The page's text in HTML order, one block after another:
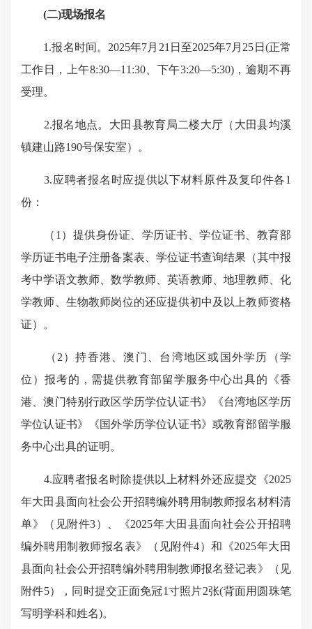
(二)现场报名
1.报名时间 。 2025年7月21日至2025年7月25日(正常
工作日
，
上午8:30—11:30、下午3:20—5:30)，逾期不再
受理。
2.报名地点。 大田县教育局二楼大厅（大田县均溪
镇建山路190号保安室）。
3.应聘者报名时应提供以下材料原件及复印件各1
份：
（1）提供身份证、学历证书、学位证书、教育部
学历证书电子注册备案表、学位证书查询结果（其中报
考中学语文教师、数学教师、英语教师、地理教师、化
学教师、生物教师岗位的还应提供初中及以上教师资格
证）。
（2）持香港、澳门、台湾地区或国外学历（学
位）报考的，需提供教育部留学服务中心出具的《香
港、澳门特别行政区学历学位认证书》《台湾地区学历
学位认证书》《国外学历学位认证书》或教育部留学服
务中心出具的证明。
4.应聘者报名时除提供以上材料外还应提交《2025
年大田县面向社会公开招聘编外聘用制教师报名材料清
单》（见附件3）、《2025年大田县面向社会公开招聘
编外聘用制教师报名表》（见附件4）和《2025年大田
县面向社会公开招聘编外聘用制教师报名登记表》（见
附件5），同时提交正面免冠1寸照片2张(背面用圆珠笔
写明学科和姓名)。